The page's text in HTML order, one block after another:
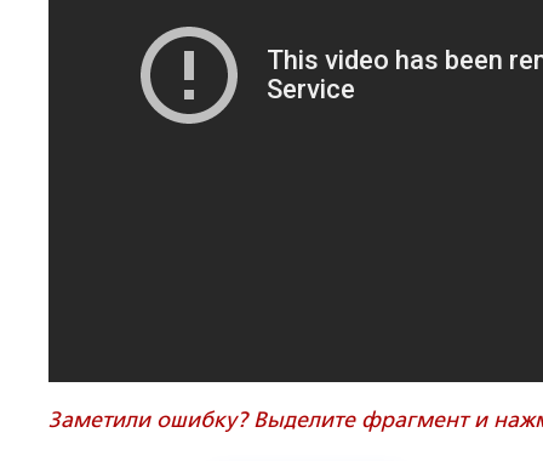
Заметили ошибку? Выделите фрагмент и